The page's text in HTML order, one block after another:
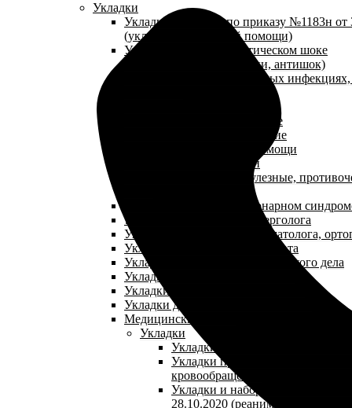
Укладки
Укладки и наборы по приказу №1183н от
(укладки неотложной помощи)
Укладки при анафилактическом шоке
(противошоковые укладки, антишок)
Укладки при парентеральных
Укладки травматологические
Укладки эпидемиологические
Укладки паллиативной помощи
Аптечки первой помощи
Укладки противопедикулезные,
Укладки при остром коронарном
Укладки для кабинета аллерголога
Укладки для кабинета травматолога,
Укладки для кабинета терапевта
Укладки для кабинета сестринского дела
Укладки для кабинета педиатра
Укладки для кабинета гепатолога
Укладки для кабинета косметолога
Медицинские сумки
Укладки
Укладки при желудочно-
Укладки при нарушении
кровообращения
Укладки и наборы по приказу
28.10.2020 (реанимационная